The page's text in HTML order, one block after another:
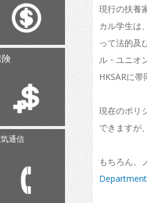
通信
現行の扶養
カル学生は
って法的及
ル・ユニオ
HKSARに帯
現在のポリ
できますが
もちろん、